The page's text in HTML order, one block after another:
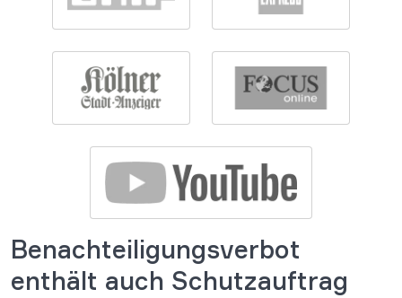
Benachteiligungsverbot
enthält auch Schutzauftrag